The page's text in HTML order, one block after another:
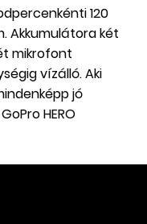
120
Akkumulátora két
mikrofont
vízálló. Aki
jó
HERO